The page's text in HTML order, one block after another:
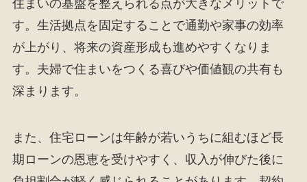
住まいの基盤を整えられる点が大きなメリットで
す。生活拠点を固定することで通勤や家事の効率
が上がり、将来の資産形成も進めやすくなりま
す。夫婦で住まいをつくる喜びや価値観の共有も
深まります。
また、住宅ローンは年齢が若いうちに組むほど長
期ローンの恩恵を受けやすく、収入が伸びた後に